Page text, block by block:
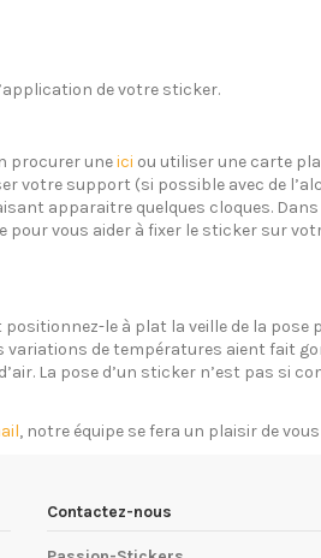
de votre sticker.
procurer uneici ou utiliser une carte
support (si possible avec de
apparaitre quelques cloques.
vous aider à fixer le sticker sur
le à plat la veille de la
de températures aient fait
La pose d’un sticker n’est pas si
, notre équipe se fera un plaisir de
Contactez-nous